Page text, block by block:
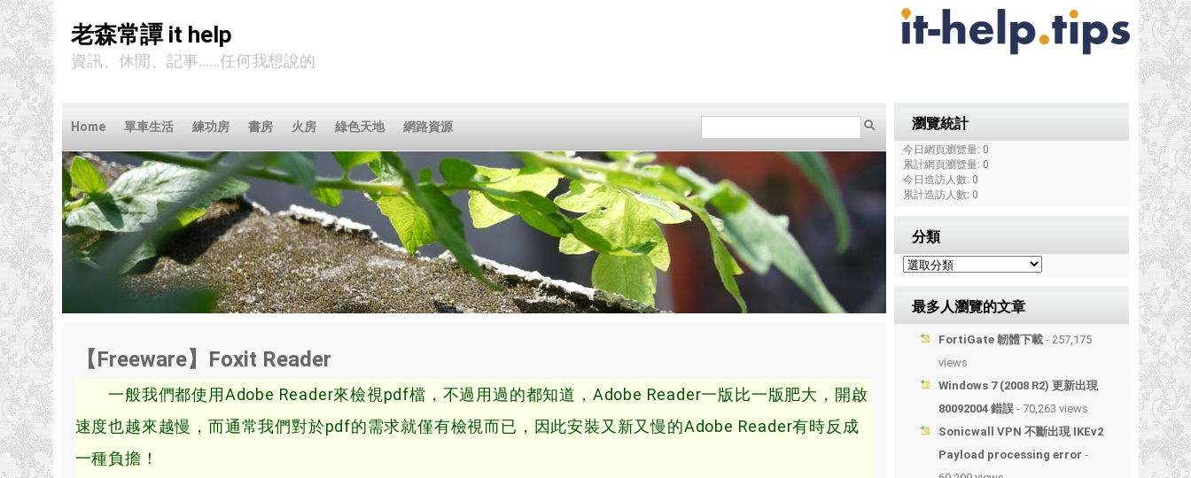
老森常譚 it help
資訊、休閒、記事……任何我想說的
Home 單車生活 練功房 書房 火房 綠色天地 網路資源
【Freeware】Foxit Reader
一般我們都使用Adobe Reader來檢視pdf檔，不過用過的都知道，Adobe Reader一版比一版肥大，開啟
速度也越來越慢，而通常我們對於pdf的需求就僅有檢視而已，因此安裝又新又慢的Adobe Reader有時反成
一種負擔！
瀏覽統計
今日網頁瀏覽量: 0
累計網頁瀏覽量: 0
今日造訪人數: 0
累計造訪人數: 0
分類
最多人瀏覽的文章
FortiGate 韌體下載 - 257,175
views
Windows 7 (2008 R2) 更新出現
80092004 錯誤 - 70,263 views
Sonicwall VPN 不斷出現 IKEv2
Payload processing error -